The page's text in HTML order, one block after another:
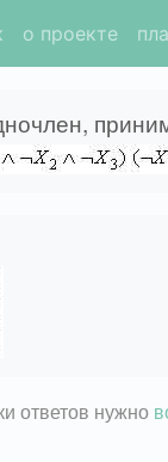
о проекте
ответов нужно